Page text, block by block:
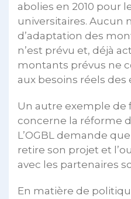
abolies en 2010 pour
universitaires. Aucun
d’adaptation des
n’est prévu et, déjà
montants prévus ne
aux besoins réels des
Un autre exemple de
concerne la réforme
L’OGBL demande
retire son projet et
avec les partenaires
En matière de